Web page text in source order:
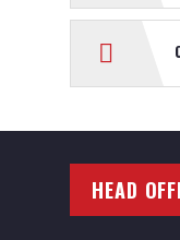
HEAD